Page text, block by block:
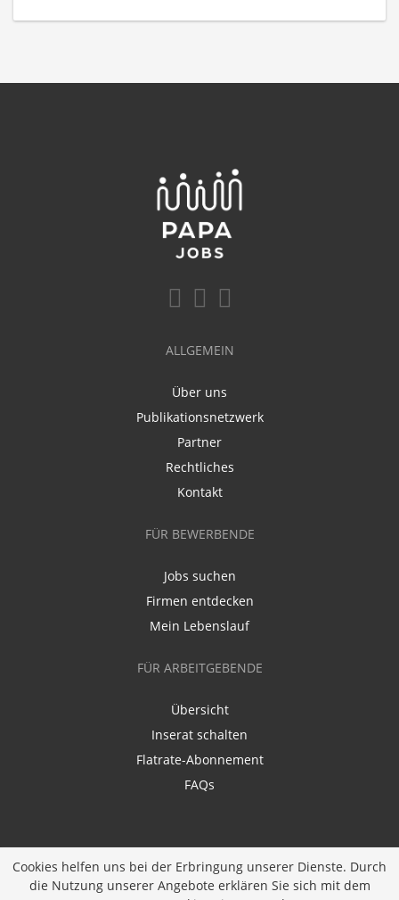
ALLGEMEIN
Über uns
Publikationsnetzwerk
Partner
Rechtliches
Kontakt
FÜR BEWERBENDE
Jobs suchen
Firmen entdecken
Mein Lebenslauf
FÜR ARBEITGEBENDE
Übersicht
Inserat schalten
Flatrate-Abonnement
FAQs
Cookies helfen uns bei der Erbringung unserer Dienste. Durch
die Nutzung unserer Angebote erklären Sie sich mit dem